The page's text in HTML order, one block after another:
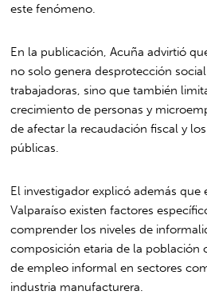
este fenómeno.
En la publicación, Acuña advirtió
no solo genera desprotección
trabajadoras, sino que también
crecimiento de personas y
de afectar la recaudación fiscal y
públicas.
El investigador explicó además que
Valparaíso existen factores
comprender los niveles de
composición etaria de la población
de empleo informal en sectores
industria manufacturera.